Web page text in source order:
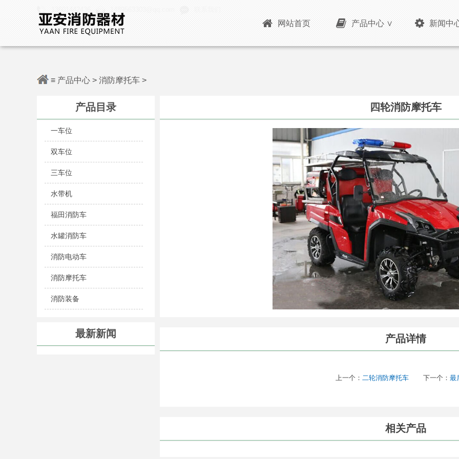
网站首页 产品中心 ∨ 新闻中
≡ 产品中心 > 消防摩托车 >
产品目录
一车位
双车位
三车位
水带机
福田消防车
水罐消防车
消防电动车
消防摩托车
消防装备
最新新闻
四轮消防摩托车
产品详情
上一个： 二轮消防摩托车 下一个： 最
相关产品